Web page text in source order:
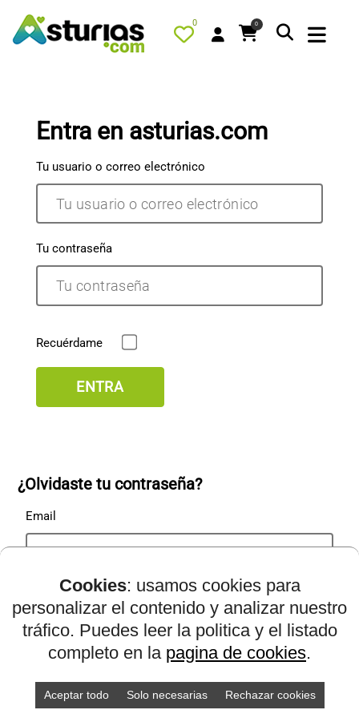
0 0
QUÉ HACER
ALOJAMIENTOS
TURISMO ACTIVO
TIENDA
AGENDA
OFERTAS
CONTACTO
Entra en asturias.com
Tu usuario o correo electrónico
Tu contraseña
Recuérdame
¿Olvidaste tu contraseña?
Email
Introduce tu correo electrónico y te enviaremos el enlace
para restablecer la contraseña.
Cookies: usamos cookies para
personalizar el contenido y analizar nuestro
tráfico. Puedes leer la politica y el listado
completo en la pagina de cookies.
Aceptar todo Solo necesarias Rechazar cookies